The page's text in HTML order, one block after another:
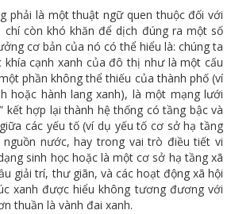
phải là một thuật ngữ quen thuộc đối với
chí còn khó khăn để dịch đúng ra một số
cơ bản của nó có thể hiểu là: chúng ta
khía cạnh xanh của đô thị như là một cấu
phần không thể thiếu của thành phố (ví
hoặc hành lang xanh), là một mạng lưới
kết hợp lại thành hệ thống có tầng bậc và
các yếu tố (ví dụ yếu tố cơ sở hạ tầng
nước, hay trong vai trò điều tiết vi
sinh học hoặc là một cơ sở hạ tầng xã
giải trí, thư giãn, và các hoạt động xã hội
xanh được hiểu không tương đương với
thuần là vành đai xanh.